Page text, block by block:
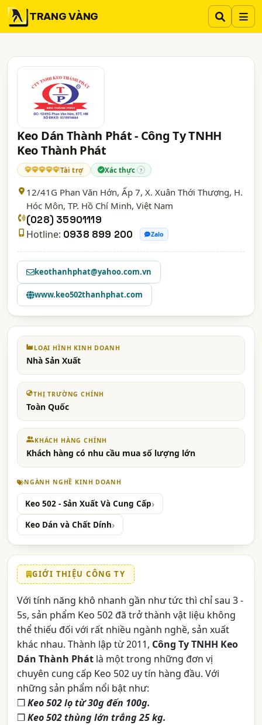
TRANG VÀNG
Keo Dán Thành Phát - Công Ty TNHH
Keo Thành Phát
Tài trợ Xác thực ?
12/41G Phan Văn Hớn, Ấp 7, X. Xuân Thới Thượng, H.
Hóc Môn, TP. Hồ Chí Minh, Việt Nam
(028) 35901119
Hotline: 0938 899 200 Zalo
keothanhphat@yahoo.com.vn
www.keo502thanhphat.com
LOẠI HÌNH KINH DOANH
Nhà Sản Xuất
THỊ TRƯỜNG CHÍNH
Toàn Quốc
KHÁCH HÀNG CHÍNH
Khách hàng có nhu cầu mua số lượng lớn
NGÀNH NGHỀ KINH DOANH
Keo 502 - Sản Xuất Và Cung Cấp
Keo Dán và Chất Dính
GIỚI THIỆU CÔNG TY
Với tính năng khô nhanh gần như tức thì chỉ sau 3 -
5s, sản phẩm Keo 502 đã trở thành vật liệu không
thể thiếu đối với rất nhiều ngành nghề, sản xuất
khác nhau. Thành lập từ 2011, Công Ty TNHH Keo
Dán Thành Phát là một trong những đơn vị
chuyên cung cấp Keo 502 uy tín hàng đầu. Với
những sản phẩm nổi bật như:
❒Keo 502 lọ từ 30g đến 100g.
❒Keo 502 thùng lớn trắng 25 kg.